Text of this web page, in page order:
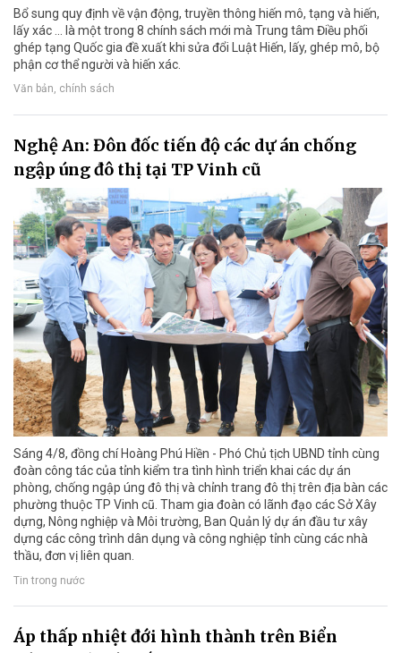
Bổ sung quy định về vận động, truyền thông hiến mô, tạng và hiến,
lấy xác ... là một trong 8 chính sách mới mà Trung tâm Điều phối
ghép tạng Quốc gia đề xuất khi sửa đổi Luật Hiến, lấy, ghép mô, bộ
phận cơ thể người và hiến xác.
Văn bản, chính sách
Nghệ An: Đôn đốc tiến độ các dự án chống
ngập úng đô thị tại TP Vinh cũ
Sáng 4/8, đồng chí Hoàng Phú Hiền - Phó Chủ tịch UBND tỉnh cùng
đoàn công tác của tỉnh kiểm tra tình hình triển khai các dự án
phòng, chống ngập úng đô thị và chỉnh trang đô thị trên địa bàn các
phường thuộc TP Vinh cũ. Tham gia đoàn có lãnh đạo các Sở Xây
dựng, Nông nghiệp và Môi trường, Ban Quản lý dự án đầu tư xây
dựng các công trình dân dụng và công nghiệp tỉnh cùng các nhà
thầu, đơn vị liên quan.
Tin trong nước
Áp thấp nhiệt đới hình thành trên Biển